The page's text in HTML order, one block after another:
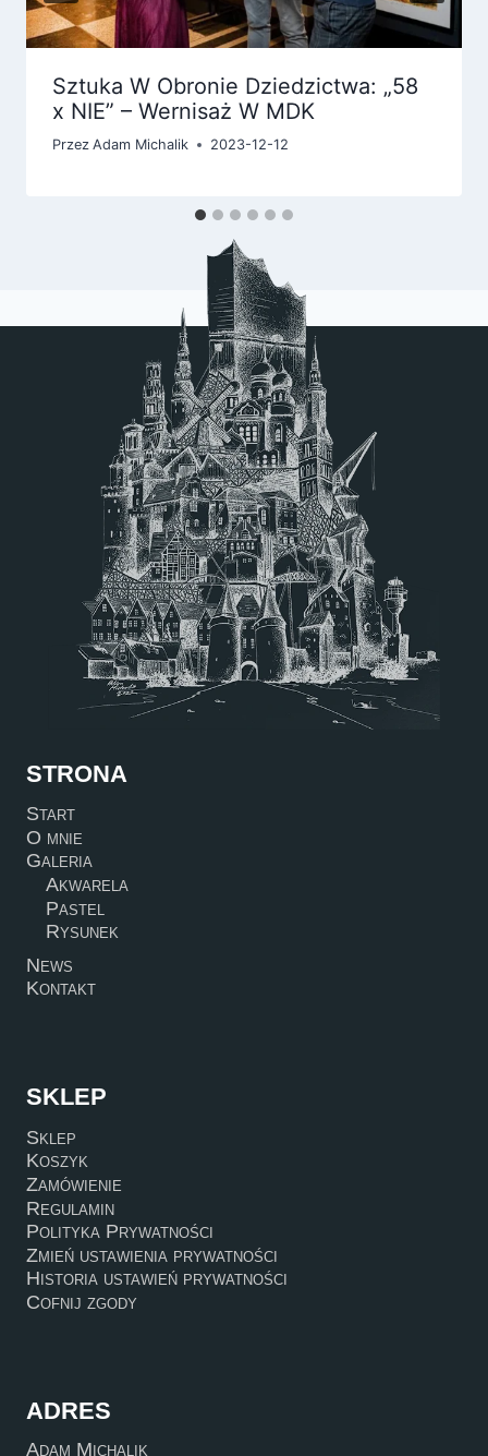
Sztuka W Obronie Dziedzictwa: „58
x NIE” – Wernisaż W MDK
Przez Adam Michalik 2023-12-12
STRONA
Start
O mnie
Galeria
Akwarela
Pastel
Rysunek
News
Kontakt
SKLEP
Sklep
Koszyk
Zamówienie
Regulamin
Polityka Prywatności
Zmień ustawienia prywatności
Historia ustawień prywatności
Cofnij zgody
ADRES
Adam Michalik